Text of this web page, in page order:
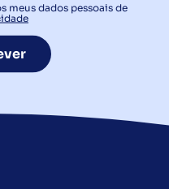
meus dados pessoais de